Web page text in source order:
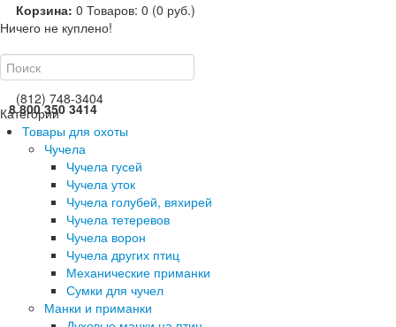
Корзина: 0 Товаров: 0 (0 руб.)
Ничего не куплено!
(812) 748-3404
8 800 350 3414
Категории
Товары для охоты
Чучела
Чучела гусей
Чучела уток
Чучела голубей, вяхирей
Чучела тетеревов
Чучела ворон
Чучела других птиц
Механические приманки
Сумки для чучел
Манки и приманки